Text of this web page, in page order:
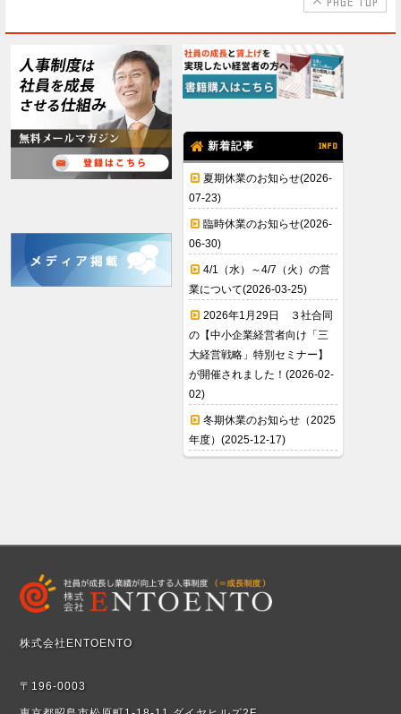
新着記事 INFO
夏期休業のお知らせ(2026-
07-23)
臨時休業のお知らせ(2026-
06-30)
4/1（水）～4/7（火）の営
業について(2026-03-25)
2026年1月29日 ３社合同
の【中小企業経営者向け「三
大経営戦略」特別セミナー】
が開催されました！(2026-02-
02)
冬期休業のお知らせ（2025
年度）(2025-12-17)
株式会社ENTOENTO
〒196-0003